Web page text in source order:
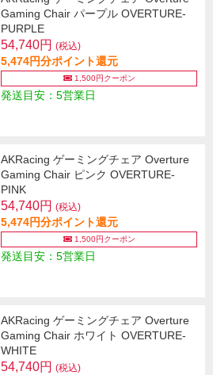
Gaming Chair パープル OVERTURE-
PURPLE
54,740円 (税込)
5,474円分ポイント還元
1,500円クーポン
発送目安：5営業日
AKRacing ゲーミングチェア Overture
Gaming Chair ピンク OVERTURE-
PINK
54,740円 (税込)
5,474円分ポイント還元
1,500円クーポン
発送目安：5営業日
AKRacing ゲーミングチェア Overture
Gaming Chair ホワイト OVERTURE-
WHITE
54,740円 (税込)